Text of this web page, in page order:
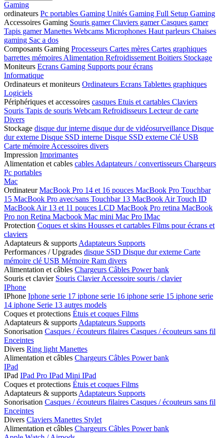
Gaming
ordinateurs Pc portables Gaming Unités Gaming Full Setup Gaming
Accessoires Gaming Souris gamerClaviers gamerCasques gamer
Tapis gamerManettes Webcams Microphones Haut parleurs Chaises
gaming Sac a dos
Composants Gaming Processeurs Cartes mères Cartes graphiques
barrettes mémoires Alimentation Refroidissement Boitiers Stockage
Moniteurs Ecrans Gaming Supports pour écrans
Informatique
Ordinateurs et moniteurs Ordinateurs Ecrans Tablettes graphiques
Logiciels
Périphériques et accessoires casques Etuis et cartables Claviers
Souris Tapis de souris Webcam Refroidisseurs Lecteur de carte
Divers
Stockage disque dur interne disque dur de vidéosurveillance Disque
dur externe Disque SSD interne Disque SSD externe Clé USB
Carte mémoire Accessoires divers
Impression Imprimantes
Alimentation et cables cables Adaptateurs / convertisseurs Chargeurs
Pc portables
Mac
OrdinateurMacBook Pro 14 et 16 pouces MacBook Pro Touchbar
15 MacBook Pro avec/sans Touchbar 13 MacBook Air Touch ID
MacBook Air 13 et 11 pouces LCD MacBook Pro retina MacBook
Pro non Retina Macbook Mac mini Mac Pro IMac
Protection Coques et skins Housses et cartables Films pour écrans et
claviers
Adaptateurs & supports Adaptateurs Supports
Performances / Upgrades disque SSD Disque dur externe Carte
mémoire clé USB Mémoire Ram divers
Alimentation et câbles Chargeurs Câbles Power bank
Souris et clavier Souris ClavierAccessoire souris / clavier
IPhone
IPhone Iphone serie 17 iphone serie 16 iphone serie 15 iphone serie
14 iphone Serie 13 autres models
Coques et protections Étuis et coques Films
Adaptateurs & supports Adaptateurs Supports
Sonorisation Casques / écouteurs filaires Casques / écouteurs sans fil
Enceintes
Divers Ring light Manettes
Alimentation et câbles Chargeurs Câbles Power bank
IPad
IPad IPad Pro IPad Mini IPad
Coques et protections Étuis et coques Films
Adaptateurs & supports Adaptateurs Supports
Sonorisation Casques / écouteurs filaires Casques / écouteurs sans fil
Enceintes
Divers Claviers Manettes Stylet
Alimentation et câbles Chargeurs Câbles Power bank